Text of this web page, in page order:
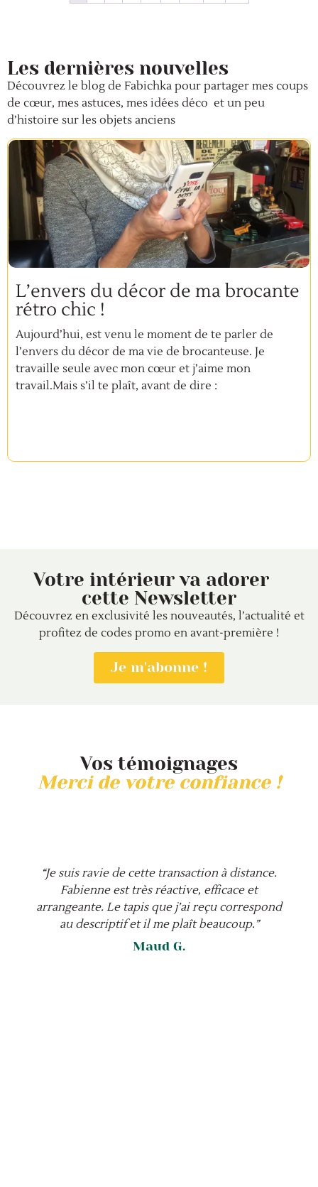
Les dernières nouvelles
Découvrez le blog de Fabichka pour partager mes coups
de cœur, mes astuces, mes idées déco et un peu
d’histoire sur les objets anciens
L’envers du décor de ma brocante
rétro chic !
Aujourd’hui, est venu le moment de te parler de
l’envers du décor de ma vie de brocanteuse. Je
travaille seule avec mon cœur et j’aime mon
travail.Mais s’il te plaît, avant de dire :
Votre intérieur va adorer
cette Newsletter
Découvrez en exclusivité les nouveautés, l’actualité et
profitez de codes promo en avant-première !
Je m'abonne !
Vos témoignages
Merci de votre confiance !
“Je suis ravie de cette transaction à distance.
Fabienne est très réactive, efficace et
arrangeante. Le tapis que j’ai reçu correspond
au descriptif et il me plaît beaucoup.”
Maud G.